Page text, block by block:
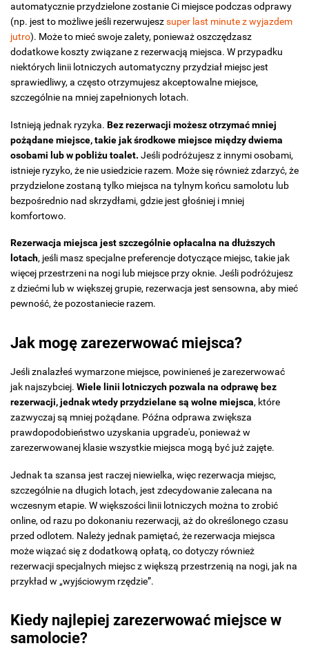
automatycznie przydzielone zostanie Ci miejsce podczas odprawy
(np. jest to możliwe jeśli rezerwujeszsuper last minute z wyjazdem
jutro). Może to mieć swoje zalety, ponieważ oszczędzasz
dodatkowe koszty związane z rezerwacją miejsca. W przypadku
niektórych linii lotniczych automatyczny przydział miejsc jest
sprawiedliwy, a często otrzymujesz akceptowalne miejsce,
szczególnie na mniej zapełnionych lotach.
Istnieją jednak ryzyka. Bez rezerwacji możesz otrzymać mniej
pożądane miejsce, takie jak środkowe miejsce między dwiema
osobami lub w pobliżu toalet. Jeśli podróżujesz z innymi osobami,
istnieje ryzyko, że nie usiedzicie razem. Może się również zdarzyć, że
przydzielone zostaną tylko miejsca na tylnym końcu samolotu lub
bezpośrednio nad skrzydłami, gdzie jest głośniej i mniej
komfortowo.
Rezerwacja miejsca jest szczególnie opłacalna na dłuższych
lotach, jeśli masz specjalne preferencje dotyczące miejsc, takie jak
więcej przestrzeni na nogi lub miejsce przy oknie. Jeśli podróżujesz
z dziećmi lub w większej grupie, rezerwacja jest sensowna, aby mieć
pewność, że pozostaniecie razem.
Jak mogę zarezerwować miejsca?
Jeśli znalazłeś wymarzone miejsce, powinieneś je zarezerwować
jak najszybciej. Wiele linii lotniczych pozwala na odprawę bez
rezerwacji, jednak wtedy przydzielane są wolne miejsca, które
zazwyczaj są mniej pożądane. Późna odprawa zwiększa
prawdopodobieństwo uzyskania upgrade'u, ponieważ w
zarezerwowanej klasie wszystkie miejsca mogą być już zajęte.
Jednak ta szansa jest raczej niewielka, więc rezerwacja miejsc,
szczególnie na długich lotach, jest zdecydowanie zalecana na
wczesnym etapie. W większości linii lotniczych można to zrobić
online, od razu po dokonaniu rezerwacji, aż do określonego czasu
przed odlotem. Należy jednak pamiętać, że rezerwacja miejsca
może wiązać się z dodatkową opłatą, co dotyczy również
rezerwacji specjalnych miejsc z większą przestrzenią na nogi, jak na
przykład w „wyjściowym rzędzie”.
Kiedy najlepiej zarezerwować miejsce w
samolocie?